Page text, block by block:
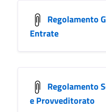
Regolamento
Entrate
Regolamento
e Provveditorato